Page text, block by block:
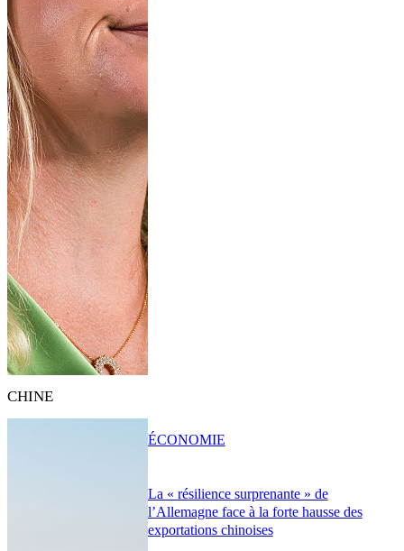
CHINE
La « résilience surprenante » de
l’Allemagne face à la forte hausse des
exportations chinoises
ÉCONOMIE